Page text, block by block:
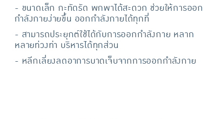
- ขนาดเล็ก กะทัดรัด พกพาได้สะดวก ช่วยให้การออก
กำลังกายง่ายขึ้น ออกกำลังกายได้ทุกที่
- สามารถประยุกต์ใช้ได้กับการออกกำลังกาย หลาก
หลายท่วงท่า บริหารได้ทุกส่วน
- หลีกเลี่ยงลดอาการบาดเจ็บจากการออกกำลังกาย